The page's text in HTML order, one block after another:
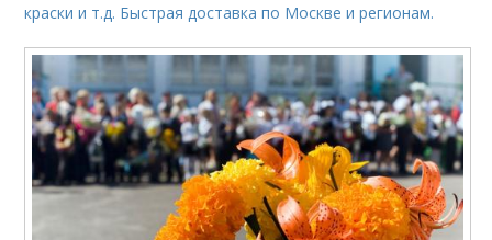
краски и т.д. Быстрая доставка по Москве и регионам.